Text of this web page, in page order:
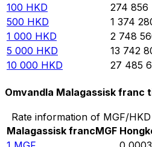
100 HKD 274 856
500 HKD 1 374
1 000 HKD 2 748
5 000 HKD 13 742
10 000 HKD 27 485
Omvandla Malagassisk franc
Rate information of MGF/
Malagassisk francMGF